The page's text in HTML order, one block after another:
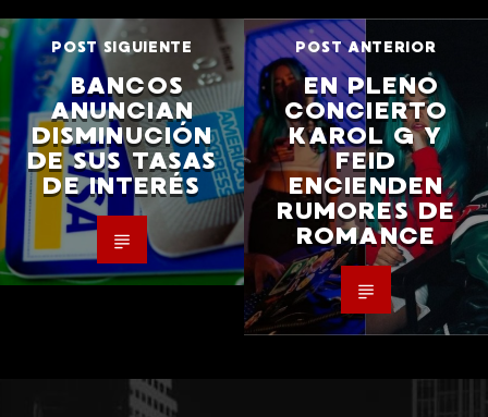
POST SIGUIENTE
BANCOS
ANUNCIAN
DISMINUCIÓN
DE SUS TASAS
DE INTERÉS
POST ANTERIOR
EN PLENO
CONCIERTO
KAROL G Y
FEID
ENCIENDEN
RUMORES DE
ROMANCE